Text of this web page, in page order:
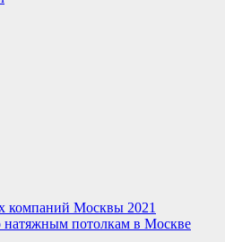
компаний Москвы 2021
натяжным потолкам в Москве